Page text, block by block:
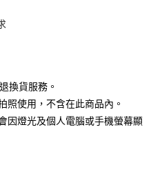
中國信託商業銀行
換貨服務。
照使用，不含在此商品內。
因燈光及個人電腦或手機螢幕顯